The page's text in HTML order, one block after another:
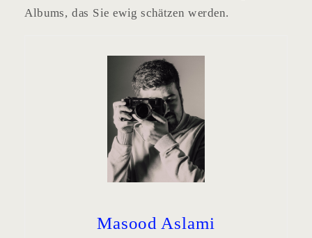
Albums, das Sie ewig schätzen werden.
Masood Aslami